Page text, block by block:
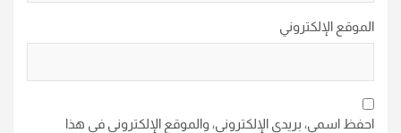
الموقع الإلكتروني
احفظ اسمي، بريدي الإلكتروني، والموقع الإلكتروني في هذا